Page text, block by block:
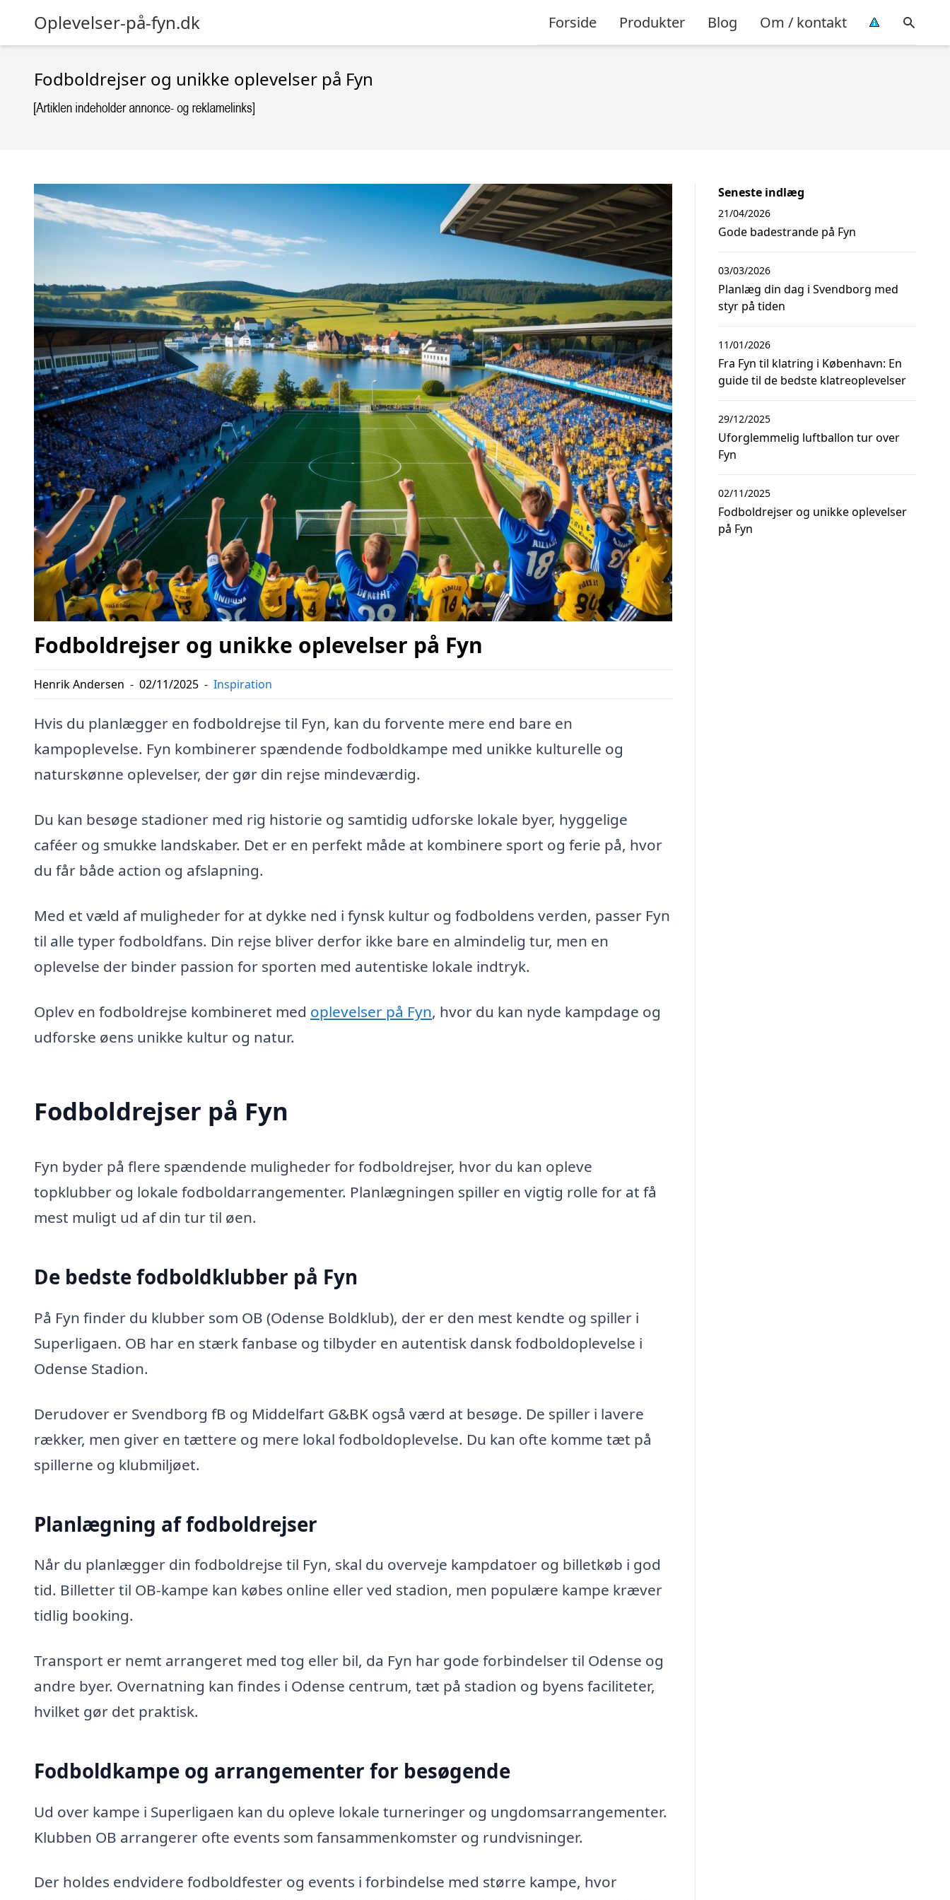
Oplevelser-på-fyn.dk Forside Produkter Blog Om / kontakt
Fodboldrejser og unikke oplevelser på Fyn
Fodboldrejser og unikke oplevelser på Fyn
Henrik Andersen - 02/11/2025 - Inspiration
Hvis du planlægger en fodboldrejse til Fyn, kan du forvente mere end bare en
kampoplevelse. Fyn kombinerer spændende fodboldkampe med unikke kulturelle og
naturskønne oplevelser, der gør din rejse mindeværdig.
Du kan besøge stadioner med rig historie og samtidig udforske lokale byer, hyggelige
caféer og smukke landskaber. Det er en perfekt måde at kombinere sport og ferie på, hvor
du får både action og afslapning.
Med et væld af muligheder for at dykke ned i fynsk kultur og fodboldens verden, passer Fyn
til alle typer fodboldfans. Din rejse bliver derfor ikke bare en almindelig tur, men en
oplevelse der binder passion for sporten med autentiske lokale indtryk.
Oplev en fodboldrejse kombineret med oplevelser på Fyn, hvor du kan nyde kampdage og
udforske øens unikke kultur og natur.
Fodboldrejser på Fyn
Fyn byder på flere spændende muligheder for fodboldrejser, hvor du kan opleve
topklubber og lokale fodboldarrangementer. Planlægningen spiller en vigtig rolle for at få
mest muligt ud af din tur til øen.
De bedste fodboldklubber på Fyn
På Fyn finder du klubber som OB (Odense Boldklub), der er den mest kendte og spiller i
Superligaen. OB har en stærk fanbase og tilbyder en autentisk dansk fodboldoplevelse i
Odense Stadion.
Derudover er Svendborg fB og Middelfart G&BK også værd at besøge. De spiller i lavere
rækker, men giver en tættere og mere lokal fodboldoplevelse. Du kan ofte komme tæt på
spillerne og klubmiljøet.
Planlægning af fodboldrejser
Når du planlægger din fodboldrejse til Fyn, skal du overveje kampdatoer og billetkøb i god
tid. Billetter til OB-kampe kan købes online eller ved stadion, men populære kampe kræver
tidlig booking.
Transport er nemt arrangeret med tog eller bil, da Fyn har gode forbindelser til Odense og
andre byer. Overnatning kan findes i Odense centrum, tæt på stadion og byens faciliteter,
hvilket gør det praktisk.
Fodboldkampe og arrangementer for besøgende
Ud over kampe i Superligaen kan du opleve lokale turneringer og ungdomsarrangementer.
Klubben OB arrangerer ofte events som fansammenkomster og rundvisninger.
Der holdes endvidere fodboldfester og events i forbindelse med større kampe, hvor
Seneste indlæg
Gode badestrande på Fyn
21/04/2026
Planlæg din dag i Svendborg med
styr på tiden
03/03/2026
Fra Fyn til klatring i København: En
guide til de bedste klatreoplevelser
11/01/2026
Uforglemmelig luftballon tur over
Fyn
29/12/2025
Fodboldrejser og unikke oplevelser
på Fyn
02/11/2025